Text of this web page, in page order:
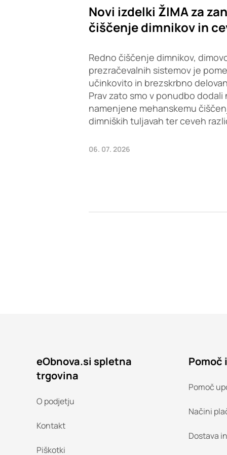
Novi izdelki ŽIMA za
čiščenje dimnikov in
Redno čiščenje dimnikov,
prezračevalnih sistemov je
učinkovito in brezskrbno
Prav zato smo v ponudbo dodali
namenjene mehanskemu
dimniških tuljavah ter ceveh
06. 07. 2026
eObnova.si spletna
trgovina
O podjetju
Kontakt
Piškotki
Pomoč
Pomoč
Načini
Dostava